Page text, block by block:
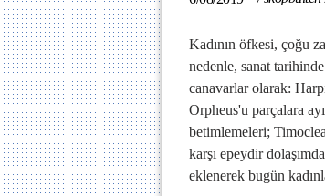
Kadının öfkesi, çoğu
nedenle, sanat
canavarlar olarak:
Orpheus'u parçalara
betimlemeleri;
karşı epeydir
eklenerek bugün